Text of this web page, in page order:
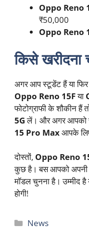
Oppo Reno
₹50,000
Oppo Reno
किसे खरीदना
अगर आप स्टूडेंट हैं या
Oppo Reno 15Fया
फोटोग्राफी के शौकीन हैं
5Gलें। और अगर आपको
15 Pro Maxआपके
दोस्तों, Oppo Reno
कुछ है। बस आपको अपनी
मॉडल चुनना है। उम्मीद है
होगी!
Categories
News